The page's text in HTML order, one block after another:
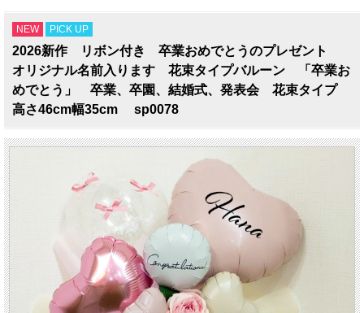
NEW PICK UP
2026新作 リボン付き 卒業おめでとうのプレゼント
オリジナル名前入ります 花束タイプバルーン 「卒業お
めでとう」 卒業、卒園、結婚式、発表会 花束タイプ
高さ46cm幅35cm sp0078